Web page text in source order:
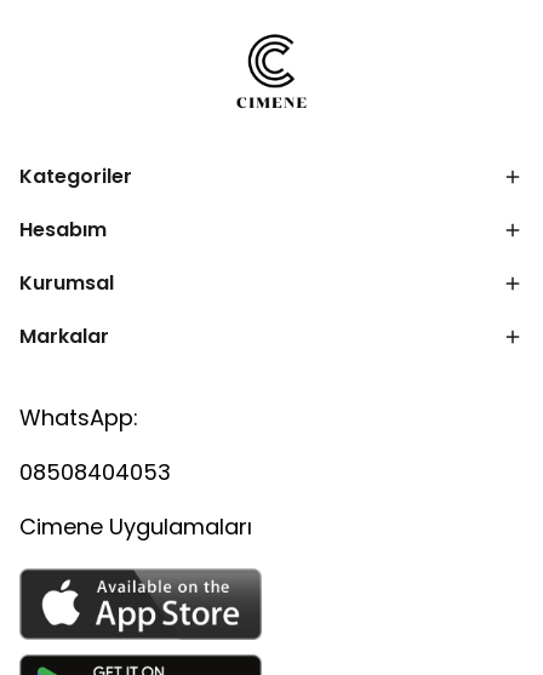
Kategoriler
Hesabım
Kurumsal
Markalar
WhatsApp:
08508404053
Cimene Uygulamaları